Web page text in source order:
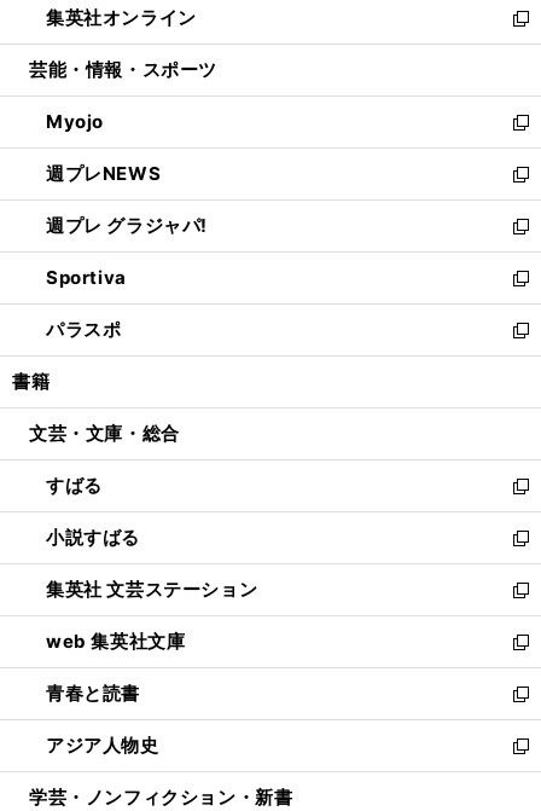
く
で
開
ド
ウ
開
く
ィ
ン
ウ
で
開
く
い
ウ
ン
ド
ウ
で
開
く
集英社オンライン
新
し
ウ
ィ
ン
ド
ウ
で
開
く
芸能・情報・スポーツ
Myojo
新
し
い
ウ
ィ
ン
ド
ウ
で
開
週プレNEWS
新
し
い
ウ
ィ
ン
ド
ウ
開
週プレ グラジャパ!
新
し
い
ウ
ィ
ン
ウ
開
く
Sportiva
新
し
い
ウ
ン
ウ
で
開
く
パラスポ
新
し
ウ
ン
ド
ウ
で
開
く
書籍
文芸・文庫・総合
すばる
新
し
い
ウ
ィ
ン
ド
ウ
で
開
く
小説すばる
新
し
い
ウ
ィ
ン
ド
ウ
で
開
集英社 文芸ステーション
新
し
い
ウ
ィ
ン
ド
ウ
web 集英社文庫
新
し
い
ウ
ィ
ン
青春と読書
新
し
い
ウ
アジア人物史
新
し
学芸・ノンフィクション・新書